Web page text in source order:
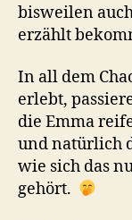
bisweilen
erzählt
In all dem
erlebt,
die Emma
und natürlich
wie sich das
gehört.